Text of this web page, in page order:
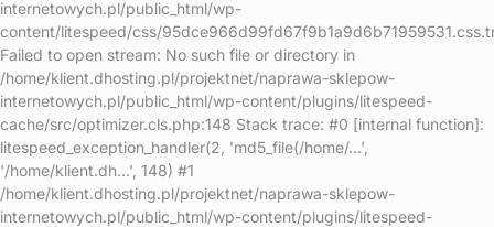
internetowych.pl/public_html/wp-
content/litespeed/css/
Failed to open stream: No such file or directory in
/home/klient.dhosting.pl/projektnet/naprawa-sklepow-
internetowych.pl/public_html/wp-content/plugins/litespeed-
cache/src/optimizer.cls.php:148 Stack trace: #0 [internal function]:
litespeed_exception_handler(2, 'md5_file(/home/...',
'/home/klient.dh...', 148) #1
/home/klient.dhosting.pl/projektnet/naprawa-sklepow-
internetowych.pl/public_html/wp-content/plugins/litespeed-